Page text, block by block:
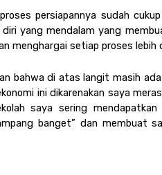
persiapannya sudah
yang mendalam yang
menghargai setiap proses lebih
bahwa di atas langit masih
ini dikarenakan saya
saya sering
banget” dan membuat